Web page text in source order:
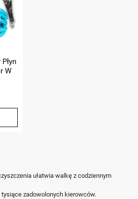
W
ułatwia walkę z codziennym
tysiące zadowolonych kierowców.